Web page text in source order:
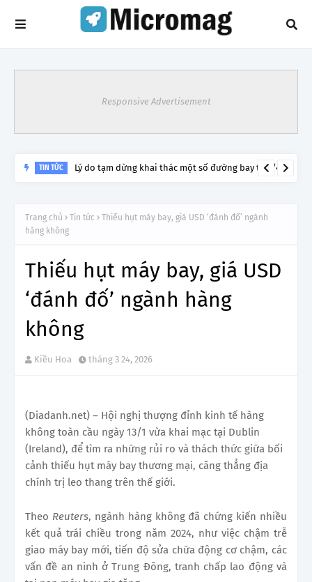
Responsive Advertisement
TIN TỨC Lý do tạm dừng khai thác một số đường bay từ 1/4
Trang chủ Tin tức
Thiếu hụt máy bay, giá USD ‘đánh đố’ ngành
hàng không
Thiếu hụt máy bay, giá USD
‘đánh đố’ ngành hàng
không
Kiều Hoa tháng 3 24, 2026
(Diadanh.net) – Hội nghị thượng đỉnh kinh tế hàng
không toàn cầu ngày 13/1 vừa khai mạc tại Dublin
(Ireland), để tìm ra những rủi ro và thách thức giữa bối
cảnh thiếu hụt máy bay thương mại, căng thẳng địa
chính trị leo thang trên thế giới.
Theo Reuters, ngành hàng không đã chứng kiến nhiều
kết quả trái chiều trong năm 2024, như việc chậm trễ
giao máy bay mới, tiến độ sửa chữa động cơ chậm, các
vấn đề an ninh ở Trung Đông, tranh chấp lao động và